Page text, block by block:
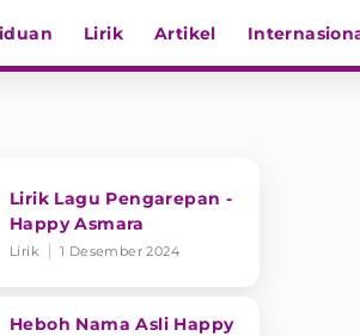
Lirik Artikel
Lirik Lagu Pengarepan -
Happy Asmara
Lirik 1 Desember 2024
Heboh Nama Asli Happy